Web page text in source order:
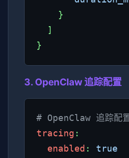
    }
  ]
}
3. OpenClaw 追踪配置
# OpenClaw 追踪配
tracing :
enabled : true